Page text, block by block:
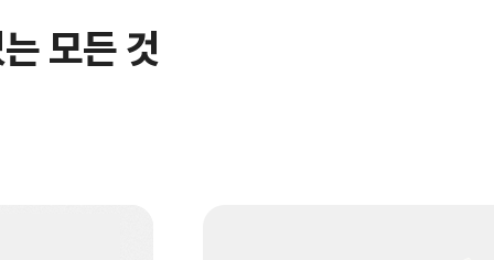
모든 것